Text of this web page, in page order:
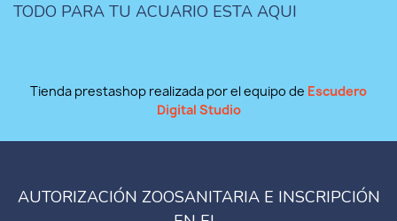
TODO PARA TU ACUARIO ESTA AQUI
Tienda prestashop realizada por el equipo de Escudero
Digital Studio
AUTORIZACIÓN ZOOSANITARIA E INSCRIPCIÓN